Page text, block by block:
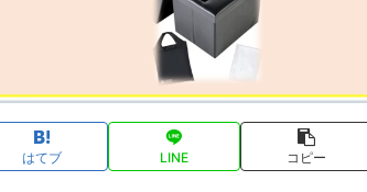
はてブ LINE コピー